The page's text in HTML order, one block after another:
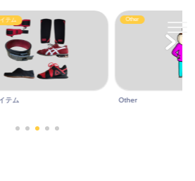
テム
テム
Other
Other